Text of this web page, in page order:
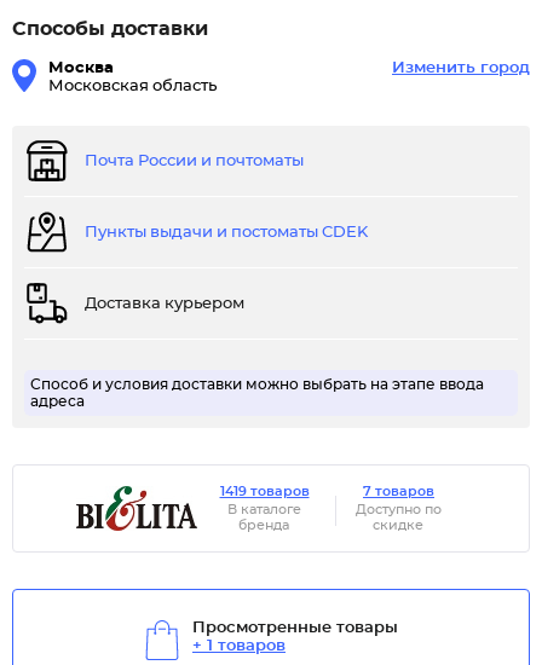
Способы доставки
Москва
Московская область
Изменить город
Почта России и почтоматы
Пункты выдачи и постоматы CDEK
Доставка курьером
Способ и условия доставки можно выбрать на этапе ввода
адреса
1419 товаров
В каталоге
бренда
7 товаров
Доступно по
скидке
Просмотренные товары
+ 1 товаров